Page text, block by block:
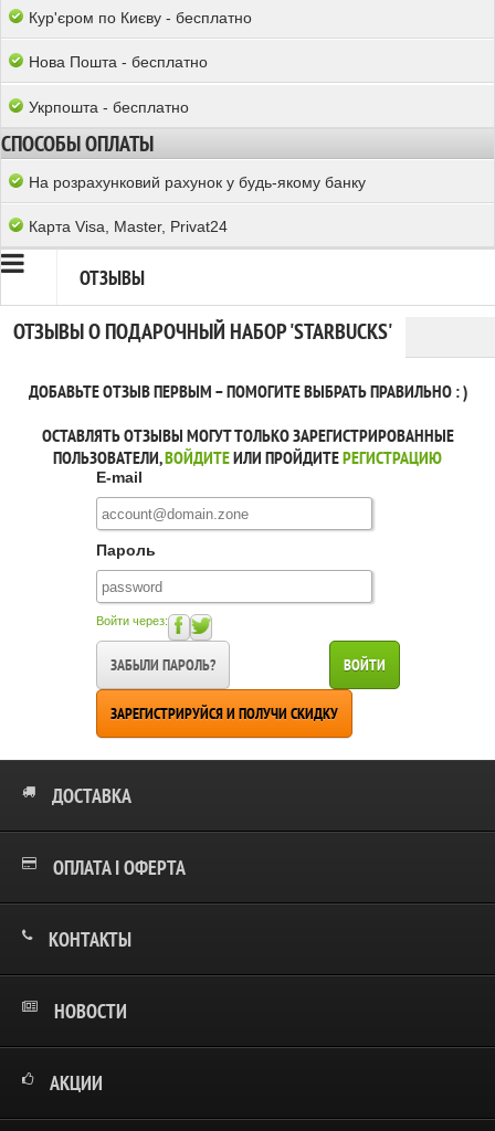
Кур'єром по Києву - бесплатно
Нова Пошта - бесплатно
Укрпошта - бесплатно
СПОСОБЫ ОПЛАТЫ
На розрахунковий рахунок у будь-якому банку
Карта Visa, Master, Privat24
ОТЗЫВЫ
ОТЗЫВЫ О ПОДАРОЧНЫЙ НАБОР 'STARBUCKS'
ДОБАВЬТЕ ОТЗЫВ ПЕРВЫМ – ПОМОГИТЕ ВЫБРАТЬ ПРАВИЛЬНО : )
ОСТАВЛЯТЬ ОТЗЫВЫ МОГУТ ТОЛЬКО ЗАРЕГИСТРИРОВАННЫЕ
ПОЛЬЗОВАТЕЛИ,ВОЙДИТЕИЛИ ПРОЙДИТЕРЕГИСТРАЦИЮ
E-mail
Пароль
Войти через:
ВОЙТИ
ЗАБЫЛИ ПАРОЛЬ?
ЗАРЕГИСТРИРУЙСЯ И ПОЛУЧИ СКИДКУ
ДОСТАВКА
ОПЛАТА І ОФЕРТА
КОНТАКТЫ
НОВОСТИ
АКЦИИ